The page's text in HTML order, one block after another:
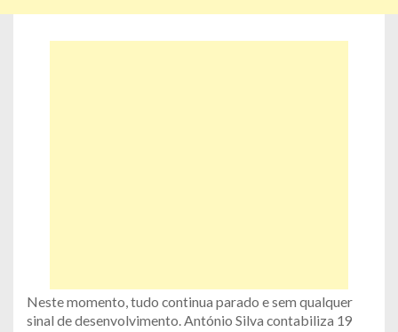
Neste momento, tudo continua parado e sem qualquer
sinal de desenvolvimento. António Silva contabiliza 19